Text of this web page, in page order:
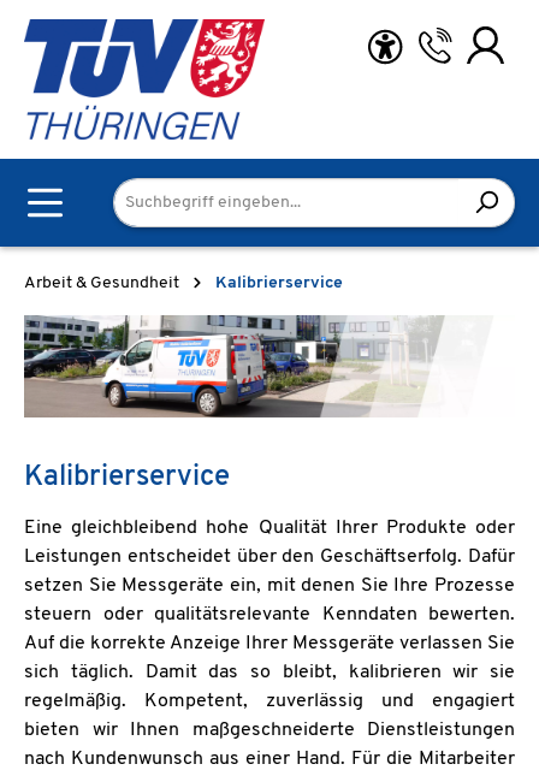
Zum Hauptinhalt springen
Arbeit & Gesundheit Kalibrierservice
Kalibrierservice
Eine gleichbleibend hohe Qualität Ihrer Produkte oder
Leistungen entscheidet über den Geschäftserfolg. Dafür
setzen Sie Messgeräte ein, mit denen Sie Ihre Prozesse
steuern oder qualitätsrelevante Kenndaten bewerten.
Auf die korrekte Anzeige Ihrer Messgeräte verlassen Sie
sich täglich. Damit das so bleibt, kalibrieren wir sie
regelmäßig. Kompetent, zuverlässig und engagiert
bieten wir Ihnen maßgeschneiderte Dienstleistungen
nach Kundenwunsch aus einer Hand. Für die Mitarbeiter